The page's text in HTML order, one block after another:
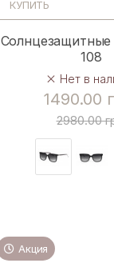
КУПИТЬ
Солнцезащитные
108
Нет в
1490.00
2980.00
Акция